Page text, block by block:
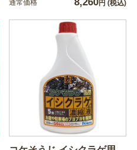
通常価格 円 (税込)